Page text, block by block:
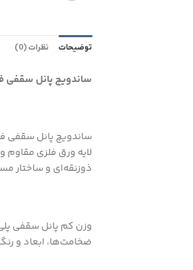
توضیحات نظرات (0)
ساندویچ پانل سقفی
ساندویچ پانل سقفی
لایه ورق فلزی
ذوزنقه‌ای و ساختار
وزن کم پانل سقفی
ضخامت‌ها، ابعاد و